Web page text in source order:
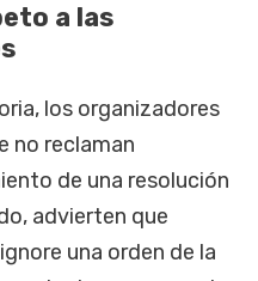
a las
los organizadores
no reclaman
de una resolución
advierten que
una orden de la